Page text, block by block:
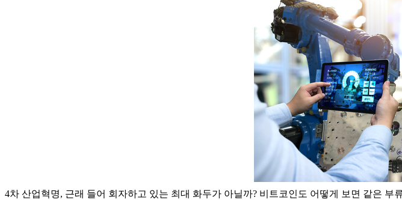
4차 산업혁명, 근래 들어 회자하고 있는 최대 화두가 아닐까? 비트코인도 어떻게 보면 같은